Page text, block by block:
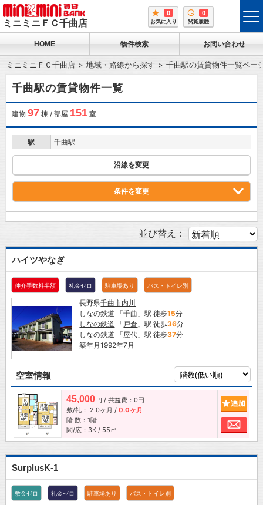
ミニミニＦＣ千曲店
0
お気に入り
0
閲覧履歴
HOME 物件検索 お問い合わせ
ミニミニＦＣ千曲店 地域・路線から探す 千曲駅の賃貸物件一覧ペー
千曲駅の賃貸物件一覧
建物 97 棟 / 部屋 151室
駅 千曲駅
沿線を変更
条件を変更
並び替え：
ハイツやなぎ
仲介手数料半額 礼金ゼロ 駐車場あり バス・トイレ別
長野県千曲市内川
しなの鉄道 「千曲 」駅 徒歩15分
しなの鉄道 「 戸倉 」駅 徒歩36分
しなの鉄道 「屋代 」駅 徒歩37分
築年月1992年7月
空室情報
45,000 円 / 共益費：0円
敷/礼： 2.0ヶ月 / 0.0ヶ月
階 数：1階
間/広：3K / 55㎡
お
SurplusK-1
敷金ゼロ 礼金ゼロ 駐車場あり バス・トイレ別